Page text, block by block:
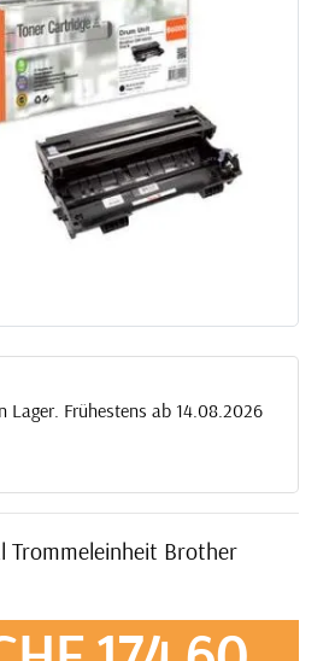
Lager. Frühestens ab 14.08.2026
Trommeleinheit Brother